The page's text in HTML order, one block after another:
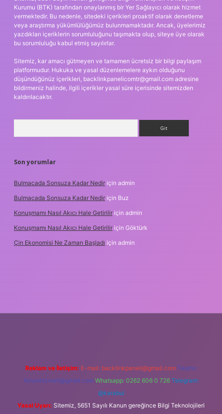
Kurumu (BTK) tarafından onaylanmış bir Yer Sağlayıcı olarak hizmet
vermektedir. Bu nedenle, sitedeki içerikleri proaktif olarak denetleme
veya araştırma yükümlülüğümüz bulunmamaktadır. Ancak, üyelerimiz
yazdıkları içeriklerin sorumluluğunu taşımakta olup, siteye üye olarak
bu sorumluluğu kabul etmiş sayılırlar.
Sitemiz, kar amacı gütmeyen ve tamamen ücretsiz bir bilgi paylaşım
platformudur. Hukuka ve yasal düzenlemelere aykırı olduğunu
düşündüğünüz içerikleri, backlinkpanelicomtr@gmail.com adresine
bildirmeniz halinde, ilgili içerikler yasal süre içerisinde sitemizden
kaldırılacaktır.
Son yorumlar
Bulmacada Sonsuza Kadar Nedir için admin
Bulmacada Sonsuza Kadar Nedir için Buz
Konuşmamı Nasıl Akıcı Hale Getirilir için admin
Konuşmamı Nasıl Akıcı Hale Getirilir için Göktürk
Çin Ekonomisi Ne Zaman Başladı için admin
Reklam ve İletişim: E-mail: backlinkpaneli@gmail.com Teams:
forumhizmeti@gmail.com Whatsapp: 0262 606 0 726 Telegram:
@karabul
Yasal Uyarı: Sitemiz, 5651 Sayılı Kanun gereğince Bilgi Teknolojileri